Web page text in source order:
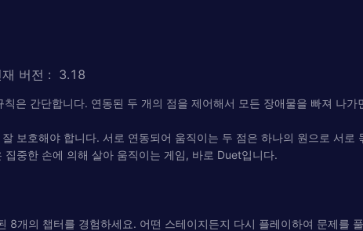
재 버전 : 3.18
은 간단합니다. 연동된 두 개의 점을 제어해서 모든 장애물을 빠져 나가
보호해야 합니다. 서로 연동되어 움직이는 두 점은 하나의 원으로 서
중한 손에 의해 살아 움직이는 게임, 바로 Duet입니다.
8개의 챕터를 경험하세요. 어떤 스테이지든지 다시 플레이하여 문제를